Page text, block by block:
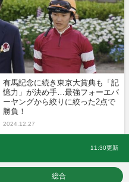
有馬記念に続き東京大賞典も「記
憶力」が決め手…最強フォーエバ
ーヤングから絞りに絞った2点で
勝負！
2024.12.27
11:30更新
総合